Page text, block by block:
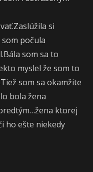
si
počula
som sa to
myslel že som to
som sa okamžite
bola žena
ktorej
ho ešte niekedy